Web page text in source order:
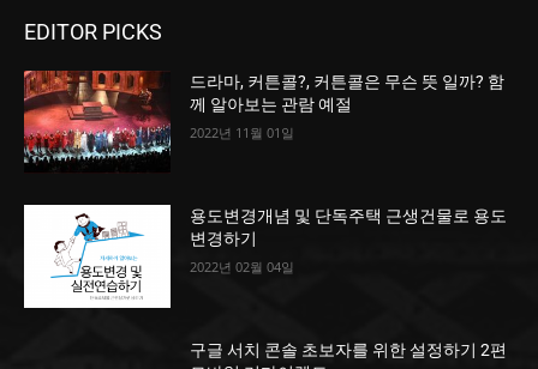
EDITOR PICKS
드라마, 커튼콜?, 커튼콜은 무슨 뜻 일까? 함
께 알아보는 관람 예절
2022년 11월 01일
용도변경개념 및 단독주택 근생건물로 용도
변경하기
2022년 02월 04일
구글 서치 콘솔 초보자를 위한 설정하기 2편